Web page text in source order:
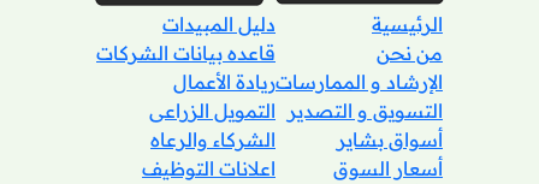
الرئيسية
من نحن
الإرشاد و الممارسات
التسويق و التصدير
أسواق بشاير
أسعار السوق
دليل المبيدات
قاعده بيانات الشركات
ريادة الأعمال
التمويل الزراعى
الشركاء والرعاه
اعلانات التوظيف